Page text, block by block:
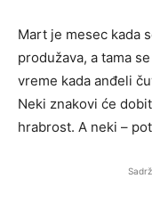
Mart je mesec kada
produžava, a tama
vreme kada anđeli
Neki znakovi će
hrabrost. A neki –